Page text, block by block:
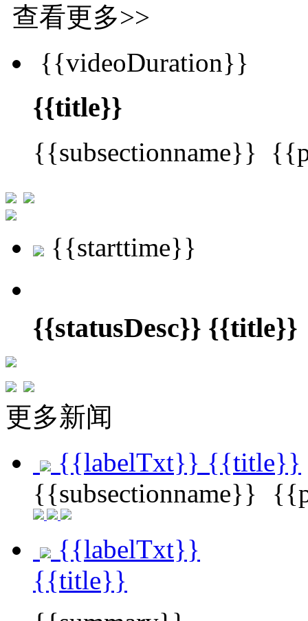
查看更多>>
{{videoDuration}}
{{title}}
{{subsectionname}}
{{starttime}}
{{statusDesc}} {{title}}
更多新闻
{{labelTxt}} {{title}}
{{subsectionname}}
{{labelTxt}}
{{title}}